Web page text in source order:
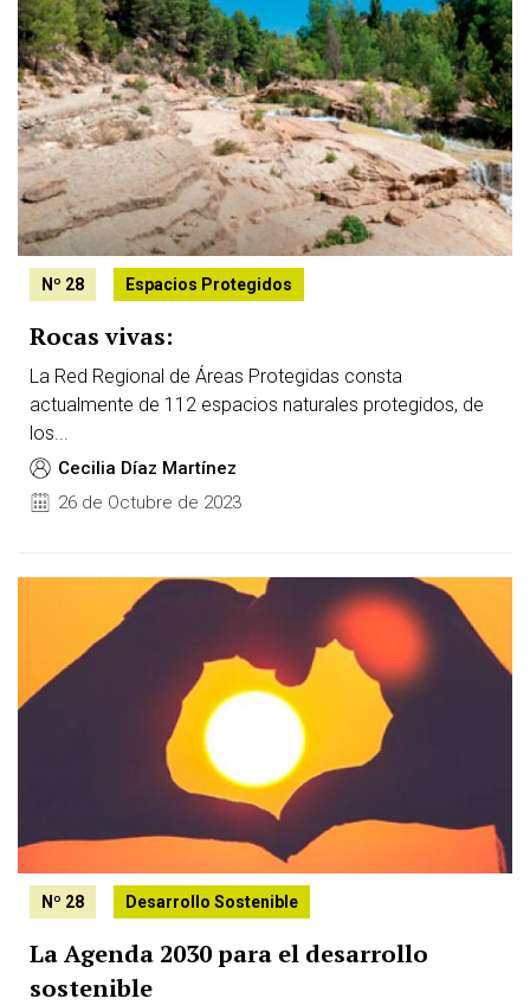
Nº 28 Espacios Protegidos
Rocas vivas:
La Red Regional de Áreas Protegidas consta
actualmente de 112 espacios naturales protegidos, de
los...
Cecilia Díaz Martínez
26 de Octubre de 2023
Nº 28 Desarrollo Sostenible
La Agenda 2030 para el desarrollo
sostenible